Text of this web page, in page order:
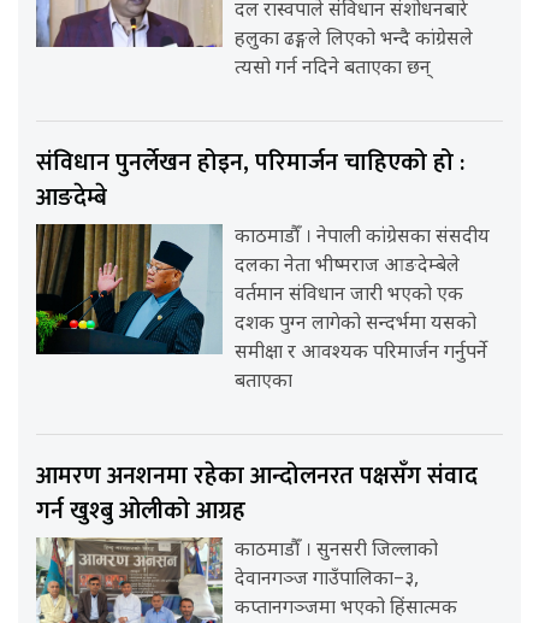
दल रास्वपाले संविधान संशोधनबारे
हलुका ढङ्गले लिएको भन्दै कांग्रेसले
त्यसो गर्न नदिने बताएका छन्
संविधान पुनर्लेखन होइन, परिमार्जन चाहिएको हो :
आङदेम्बे
काठमाडौँ । नेपाली कांग्रेसका संसदीय
दलका नेता भीष्मराज आङदेम्बेले
वर्तमान संविधान जारी भएको एक
दशक पुग्न लागेको सन्दर्भमा यसको
समीक्षा र आवश्यक परिमार्जन गर्नुपर्ने
बताएका
आमरण अनशनमा रहेका आन्दोलनरत पक्षसँग संवाद
गर्न खुश्बु ओलीको आग्रह
काठमाडौँ । सुनसरी जिल्लाको
देवानगञ्ज गाउँपालिका–३,
कप्तानगञ्जमा भएको हिंसात्मक